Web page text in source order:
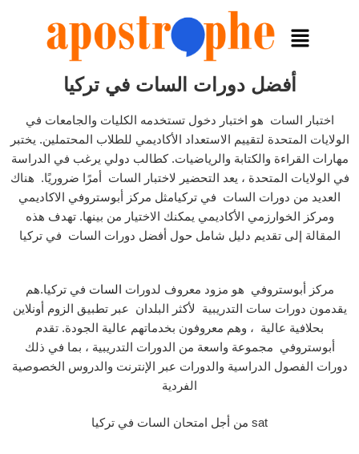
أفضل دورات السات في تركيا
اختبار السات هو اختبار دخول تستخدمه الكليات والجامعات في
الولايات المتحدة لتقييم الاستعداد الأكاديمي للطلاب المحتملين. يختبر
مهارات القراءة والكتابة والرياضيات. كطالب دولي يرغب في الدراسة
في الولايات المتحدة ، يعد التحضير لاختبار السات أمرًا ضروريًا. هناك
العديد من دورات السات في تركيامثل مركز أبوستروفي الاكاديمي
ومركز الخوارزمي الأكاديمي يمكنك الاختيار من بينها. تهدف هذه
المقالة إلى تقديم دليل شامل حول أفضل دورات السات في تركيا
مركز أبوستروفي هو مزود معروف لدورات السات في تركيا.هم
يقدمون دورات سات التدريبية لأكثر البلدان عبر تطبيق الزوم أونلاين
بحلافية عالية ، وهم معروفون بخدماتهم عالية الجودة. تقدم
أبوستروفي مجموعة واسعة من الدورات التدريبية ، بما في ذلك
دورات الفصول الدراسية والدورات عبر الإنترنت والدروس الخصوصية
الفردية
من أجل امتحان السات في تركيا sat